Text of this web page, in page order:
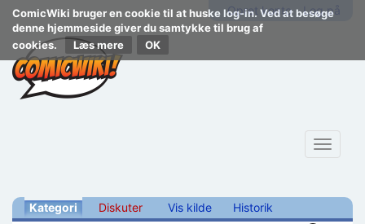
ComicWiki bruger en cookie til at huske log-in. Ved at besøge
denne hjemmeside giver du samtykke til brug af
cookies.
Læs mere
Opret konto Log på
Toggle
Kategori Diskuter Vis kilde Historik